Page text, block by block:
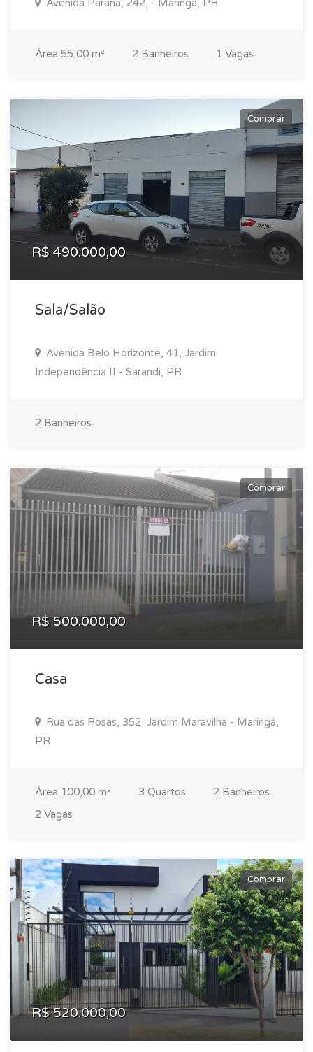
Avenida Paraná, 242, - Maringá, PR
Área 55,00 m² 2 Banheiros 1 Vagas
Comprar
R$ 490.000,00
Sala/Salão
Avenida Belo Horizonte, 41, Jardim
Independência II - Sarandi, PR
2 Banheiros
Comprar
R$ 500.000,00
Casa
Rua das Rosas, 352, Jardim Maravilha - Maringá,
PR
Área 100,00 m² 3 Quartos
2 Banheiros
2 Vagas
Comprar
R$ 520.000,00